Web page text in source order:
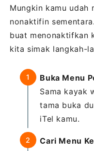
Mungkin kamu udah
nonaktifin
buat menonaktifkan
kita simak langkah-
Buka Menu
Sama kayak
tama buka
iTel kamu.
Cari Menu